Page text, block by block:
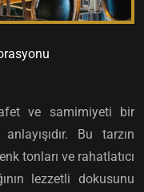
ve samimiyeti bir
Bu tarzın
tonları ve rahatlatıcı
lezzetli dokusunu